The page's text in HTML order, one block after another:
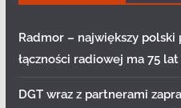
Radmor – największy
łączności radiowej ma 75 lat
DGT wraz z partnerami